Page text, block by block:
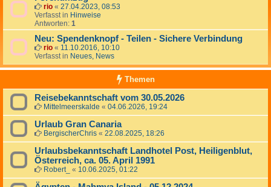
rio « 27.04.2023, 08:53
Verfasst in Hinweise
Antworten: 1
Neu: Spendenknopf - Teilen - Sichere Verbindung
rio « 11.10.2016, 10:10
Verfasst in Neues, News
Themen
Reisebekanntschaft vom 30.05.2026
Mittelmeerskalde « 04.06.2026, 19:24
Urlaub Gran Canaria
BergischerChris « 22.08.2025, 18:26
Urlaubsbekanntschaft Landhotel Post, Heiligenblut,
Österreich, ca. 05. April 1991
Robert_ « 10.06.2025, 01:22